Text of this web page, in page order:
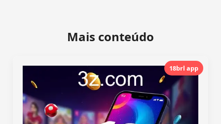
Mais conteúdo
18brl app